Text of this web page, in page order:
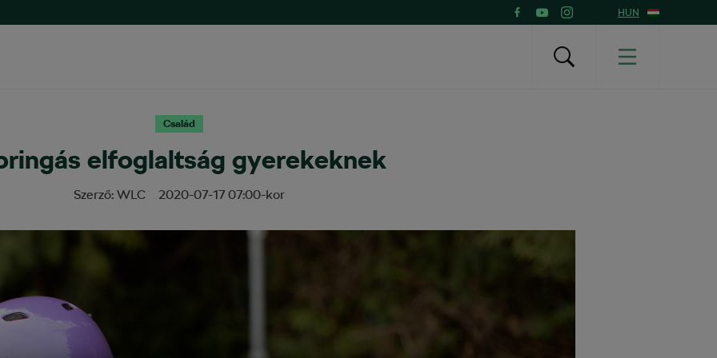
HUN
Család
elfoglaltság gyerekeknek
Szerző: WLC 2020-07-17 07:00-kor